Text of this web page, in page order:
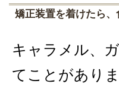
矯正装置を着けたら
キャラメル、
てことがあり